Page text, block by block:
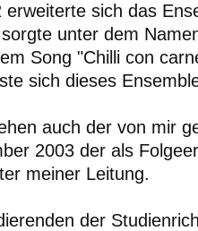
erweiterte sich das
unter dem
Song "Chilli con
sich dieses
auch der von mir
2003 der als
meiner Leitung.
der